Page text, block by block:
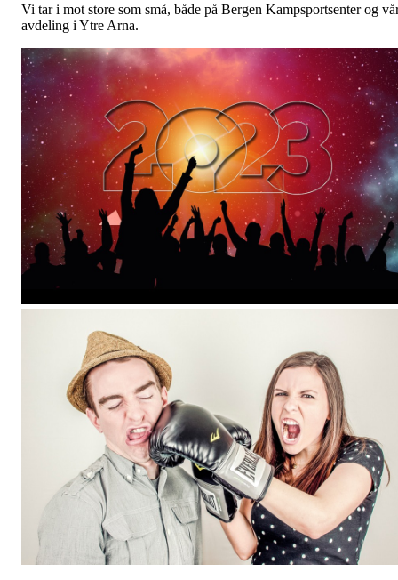
Vi tar i mot store som små, både på Bergen Kampsportsenter og
avdeling i Ytre Arna.